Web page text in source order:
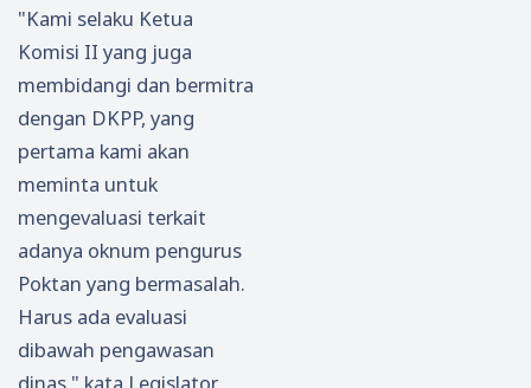
"Kami selaku Ketua
Komisi II yang juga
membidangi dan bermitra
dengan DKPP, yang
pertama kami akan
meminta untuk
mengevaluasi terkait
adanya oknum pengurus
Poktan yang bermasalah.
Harus ada evaluasi
dibawah pengawasan
dinas," kata Legislator